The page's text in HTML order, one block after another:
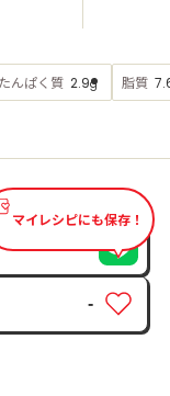
たんぱく質 2.9g 脂質
マイレシピにも保存！
-